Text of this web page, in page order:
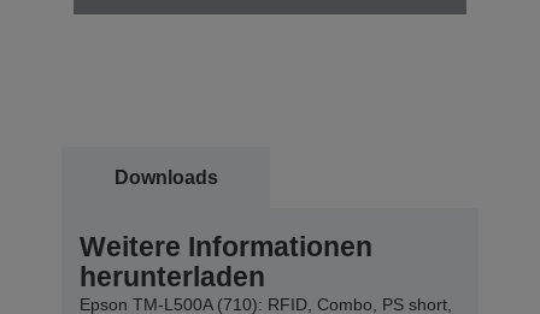
Downloads
Weitere Informationen
herunterladen
Epson TM-L500A (710): RFID, Combo, PS short,